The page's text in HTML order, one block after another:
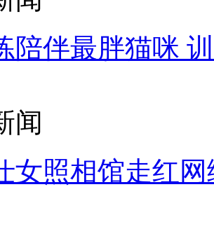
陪伴最胖猫咪
闻
女照相馆走红网